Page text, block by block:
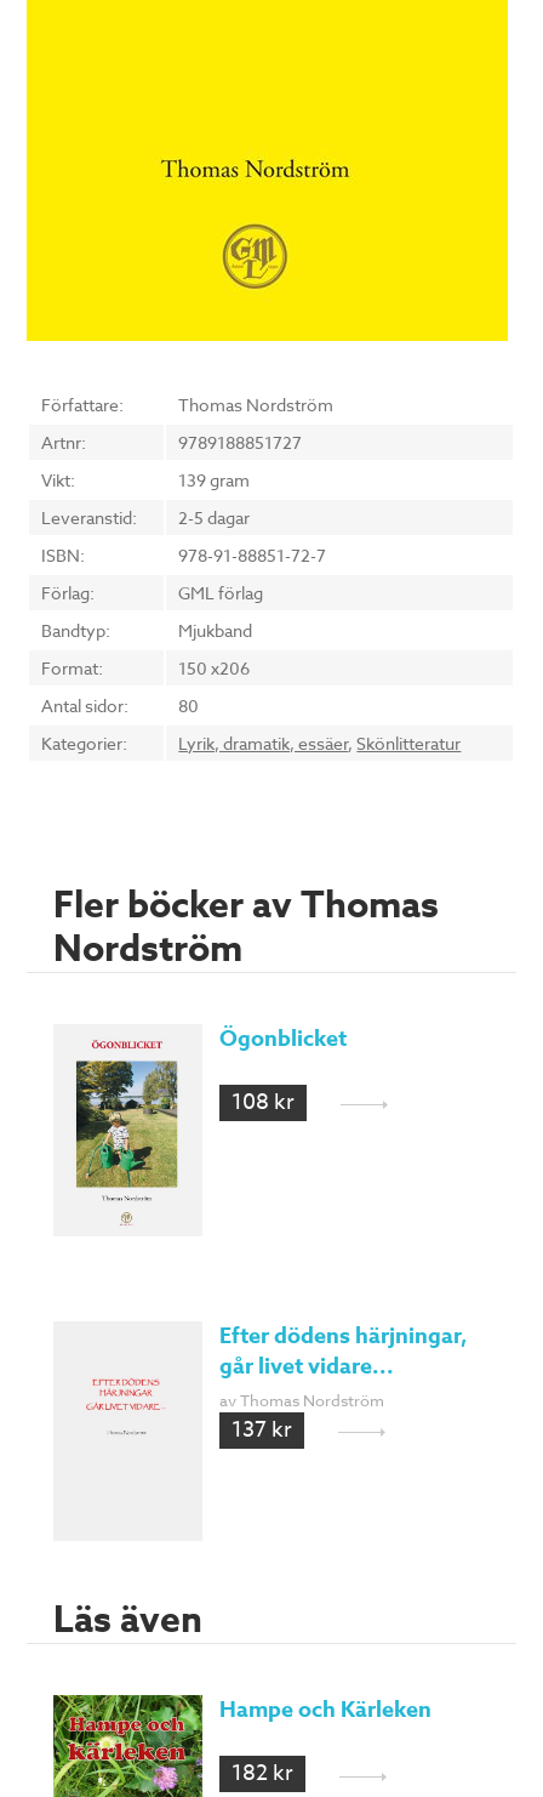
Författare:
Thomas Nordström
Artnr:
9789188851727
Vikt:
139 gram
Leveranstid:
2-5 dagar
ISBN:
978-91-88851-72-7
Förlag:
GML förlag
Bandtyp:
Mjukband
Format:
150 x206
Antal sidor:
80
Kategorier:
Lyrik, dramatik, essäer,Skönlitteratur
Fler böcker av Thomas
Nordström
Ögonblicket
108 kr
Efter dödens härjningar,
går livet vidare...
av Thomas Nordström
137 kr
Läs även
Hampe och Kärleken
182 kr